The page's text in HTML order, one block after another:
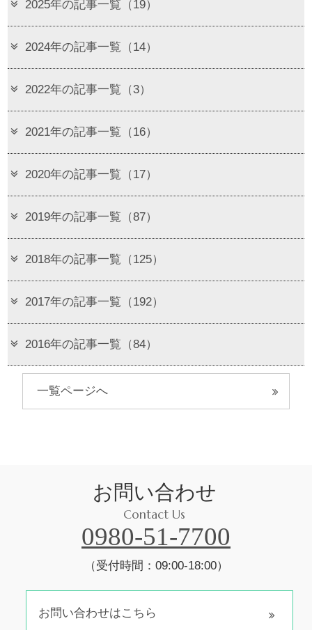
2025年の記事一覧（19）
2024年の記事一覧（14）
2022年の記事一覧（3）
2021年の記事一覧（16）
2020年の記事一覧（17）
2019年の記事一覧（87）
2018年の記事一覧（125）
2017年の記事一覧（192）
2016年の記事一覧（84）
一覧ページへ
お問い合わせ
Contact Us
0980-51-7700
（受付時間：09:00-18:00）
お問い合わせはこちら